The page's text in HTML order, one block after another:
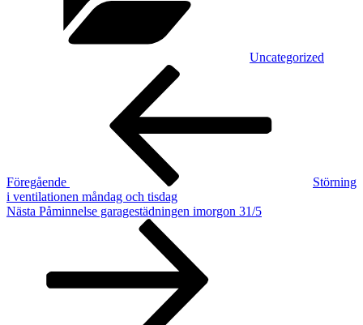
Uncategorized
Inläggsnavigering
Föregående
Störning
i ventilationen måndag och tisdag
Nästa
Nästa Påminnelse garagestädningen imorgon 31/5